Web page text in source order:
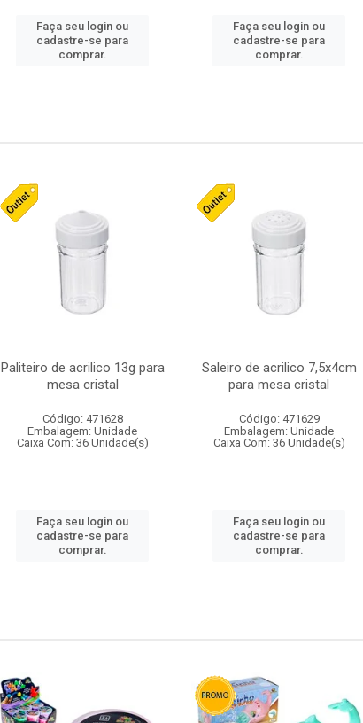
Faça seu login ou
cadastre-se para
comprar.
Faça seu login ou
cadastre-se para
comprar.
Paliteiro de acrilico 13g para
mesa cristal
Código: 471628
Embalagem: Unidade
Caixa Com: 36 Unidade(s)
Faça seu login ou
cadastre-se para
comprar.
Saleiro de acrilico 7,5x4cm
para mesa cristal
Código: 471629
Embalagem: Unidade
Caixa Com: 36 Unidade(s)
Faça seu login ou
cadastre-se para
comprar.